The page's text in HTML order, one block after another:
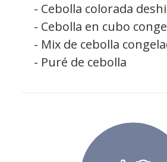
- Cebolla colorada
- Cebolla en cubo
- Mix de cebolla
- Puré de cebolla